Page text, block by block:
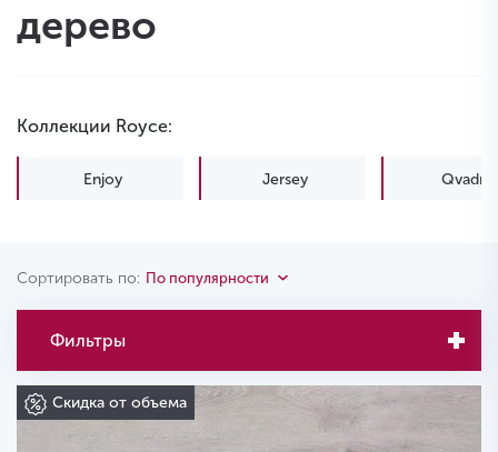
дерево
Коллекции Royce:
Enjoy Jersey Qvadro
Сортировать по: По популярности
Фильтры
Скидка от объема